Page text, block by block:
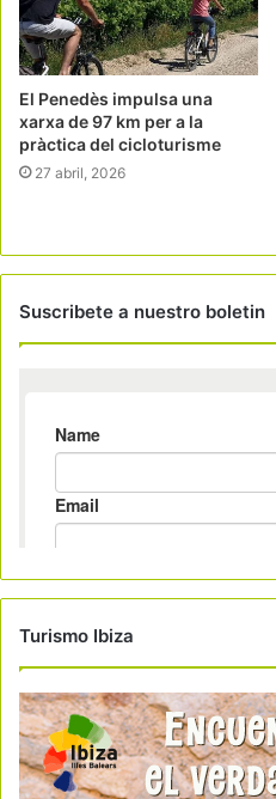
El Penedès impulsa una
xarxa de 97 km per a la
pràctica del cicloturisme
27 abril, 2026
Suscribete a nuestro boletin
Turismo Ibiza